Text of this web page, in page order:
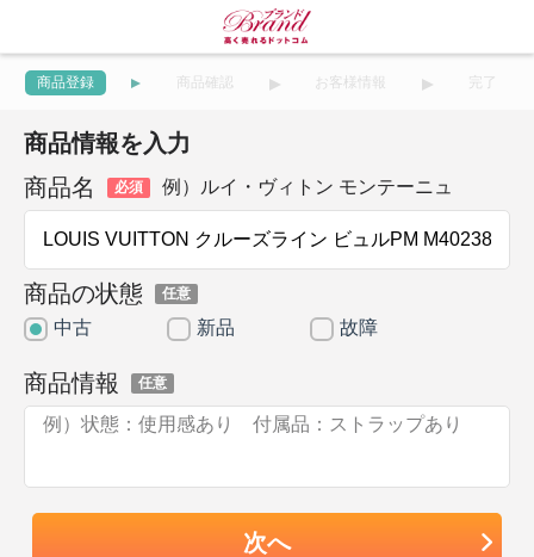
商品登録 商品確認 お客様情報 完了
商品情報を入力
商品名
必須 例）ルイ・ヴィトン モンテーニュ
商品の状態 任意
中古 新品 故障
商品情報 任意
次へ